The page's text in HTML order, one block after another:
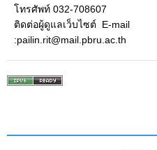
โทรศัพท์ 032-708607
ติดต่อผู้ดูแลเว็บไซต์ E-mail
:pailin.rit@mail.pbru.ac.th